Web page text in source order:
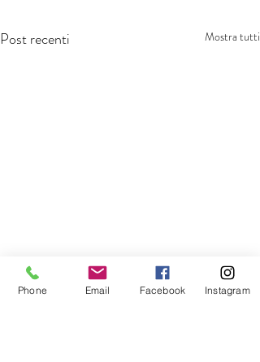
Post recenti Mostra tutti
Phone Email Facebook Instagram